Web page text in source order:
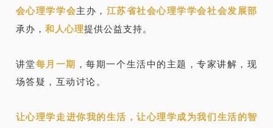
会心理学学会主办， 江苏省社会心理学学会社会发展部
承办， 和人心理提供公益支持。
讲堂每月一期 ，每期一个生活中的主题，专家讲解，现
场答疑，互动讨论。
让心理学走进你我的生活，让心理学成为我们生活的智